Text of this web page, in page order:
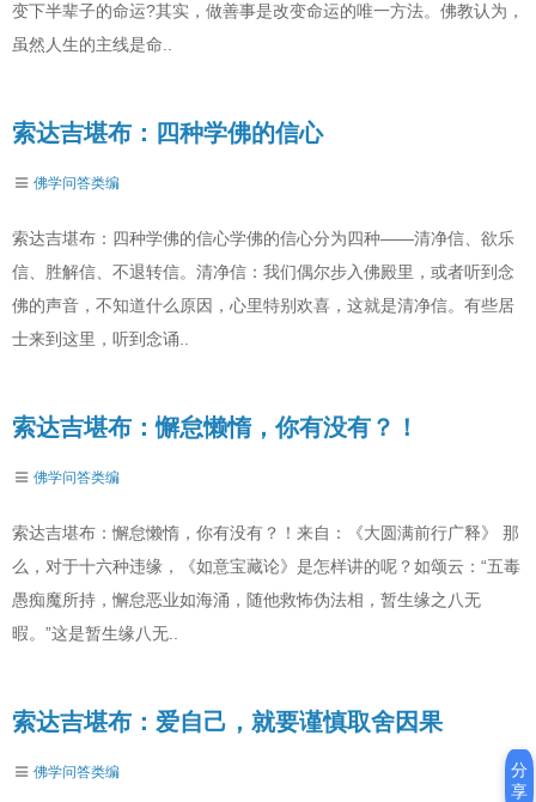
变下半辈子的命运?其实，做善事是改变命运的唯一方法。佛教认为，
虽然人生的主线是命..
索达吉堪布：四种学佛的信心
佛学问答类编
索达吉堪布：四种学佛的信心学佛的信心分为四种——清净信、欲乐
信、胜解信、不退转信。清净信：我们偶尔步入佛殿里，或者听到念
佛的声音，不知道什么原因，心里特别欢喜，这就是清净信。有些居
士来到这里，听到念诵..
索达吉堪布：懈怠懒惰，你有没有？！
佛学问答类编
索达吉堪布：懈怠懒惰，你有没有？！来自：《大圆满前行广释》 那
么，对于十六种违缘，《如意宝藏论》是怎样讲的呢？如颂云：“五毒
愚痴魔所持，懈怠恶业如海涌，随他救怖伪法相，暂生缘之八无
暇。”这是暂生缘八无..
索达吉堪布：爱自己，就要谨慎取舍因果
佛学问答类编
分
享